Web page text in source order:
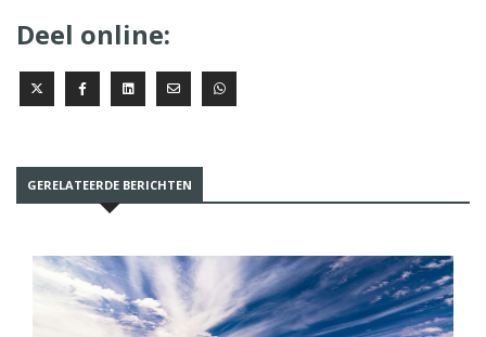
Deel online:
GERELATEERDE BERICHTEN